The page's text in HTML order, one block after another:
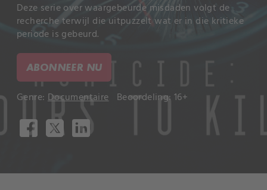
Deze serie over waargebeurde misdaden volgt de
recherche terwijl die uitpuzzelt wat er in die kritieke
periode is gebeurd.
ABONNEER NU
Genre: Documentaire Beoordeling: 16+